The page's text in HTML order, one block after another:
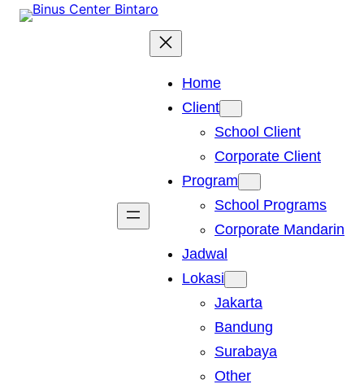
Skip
Home
Client
School Client
Corporate Client
Program
School Programs
Corporate Mandarin
Jadwal
Lokasi
Jakarta
Bandung
Surabaya
Other